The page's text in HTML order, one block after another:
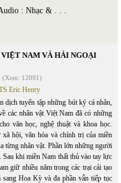
: Nhạc & . . .
NAM VÀ HẢI NGOẠI
(Xem: 12091)
Eric Henry
dịch tuyển tập những bút ký cá nhân,
các nhân vật Việt Nam đã có những
văn học, nghệ thuật và khoa học.
hội, văn hóa và chính trị của miền
từng nhân vật. Phần lớn những người
khi miền Nam thất thủ vào tay lực
giữ nhiều năm trong các trại cải tạo
Hoa Kỳ và đa phần vẫn tiếp tục